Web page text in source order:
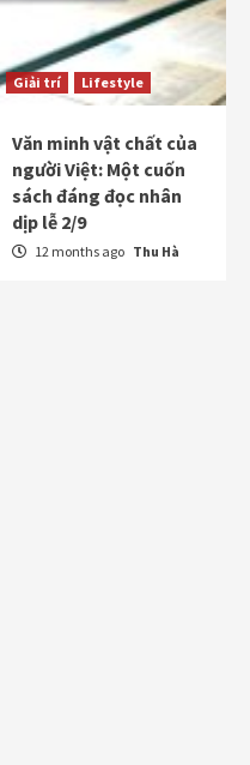
Giải trí Lifestyle
Văn minh vật chất của
người Việt: Một cuốn
sách đáng đọc nhân
dịp lễ 2/9
12 months ago Thu Hà